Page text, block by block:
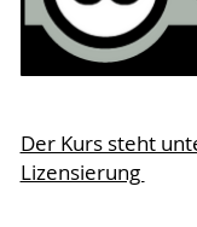
Der Kurs steht
Lizensierung